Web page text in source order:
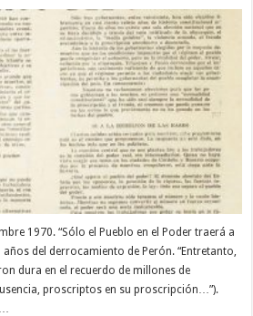
1970. “Sólo el Pueblo en el Poder traerá a
años del derrocamiento de Perón. “Entretanto,
dura en el recuerdo de millones de
proscriptos en su proscripción…”).
…